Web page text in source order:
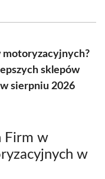
motoryzacyjnych?
sklepów
sierpniu 2026
Firm w
w